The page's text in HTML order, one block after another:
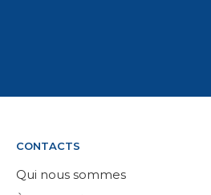
CONTACTS
Qui nous sommes